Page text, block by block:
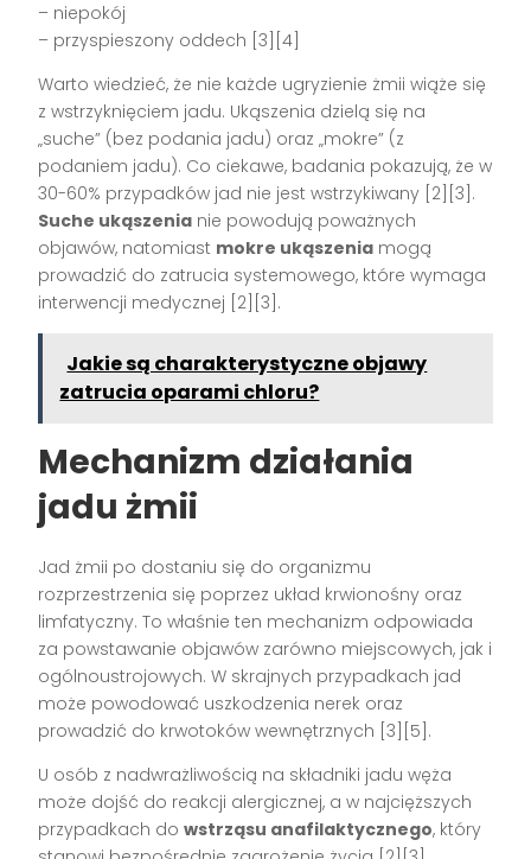
– niepokój
– przyspieszony oddech [3][4]
Warto wiedzieć, że nie każde ugryzienie żmii wiąże się
z wstrzyknięciem jadu. Ukąszenia dzielą się na
„suche” (bez podania jadu) oraz „mokre” (z
podaniem jadu). Co ciekawe, badania pokazują, że w
30-60% przypadków jad nie jest wstrzykiwany [2][3].
Suche ukąszenia nie powodują poważnych
objawów, natomiast mokre ukąszenia mogą
prowadzić do zatrucia systemowego, które wymaga
interwencji medycznej [2][3].
Jakie są charakterystyczne objawy
zatrucia oparami chloru?
Mechanizm działania
jadu żmii
Jad żmii po dostaniu się do organizmu
rozprzestrzenia się poprzez układ krwionośny oraz
limfatyczny. To właśnie ten mechanizm odpowiada
za powstawanie objawów zarówno miejscowych, jak i
ogólnoustrojowych. W skrajnych przypadkach jad
może powodować uszkodzenia nerek oraz
prowadzić do krwotoków wewnętrznych [3][5].
U osób z nadwrażliwością na składniki jadu węża
może dojść do reakcji alergicznej, a w najcięższych
przypadkach dowstrząsu anafilaktycznego, który